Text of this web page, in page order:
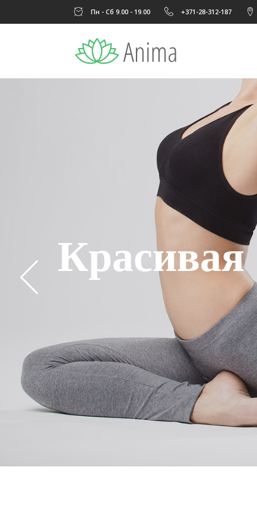
Пн - Сб 9.00 - 19.00 +371-28-312-187
Красивая